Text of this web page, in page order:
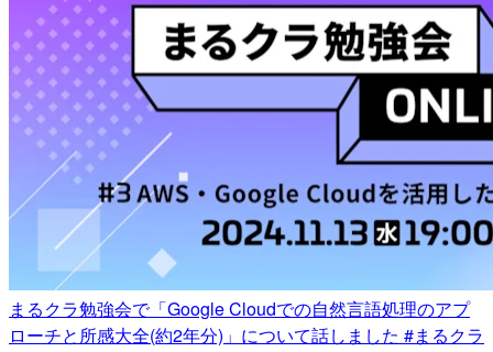
まるクラ勉強会で「Google Cloudでの自然言語処理のアプ
ローチと所感大全(約2年分)」について話しました #まるクラ